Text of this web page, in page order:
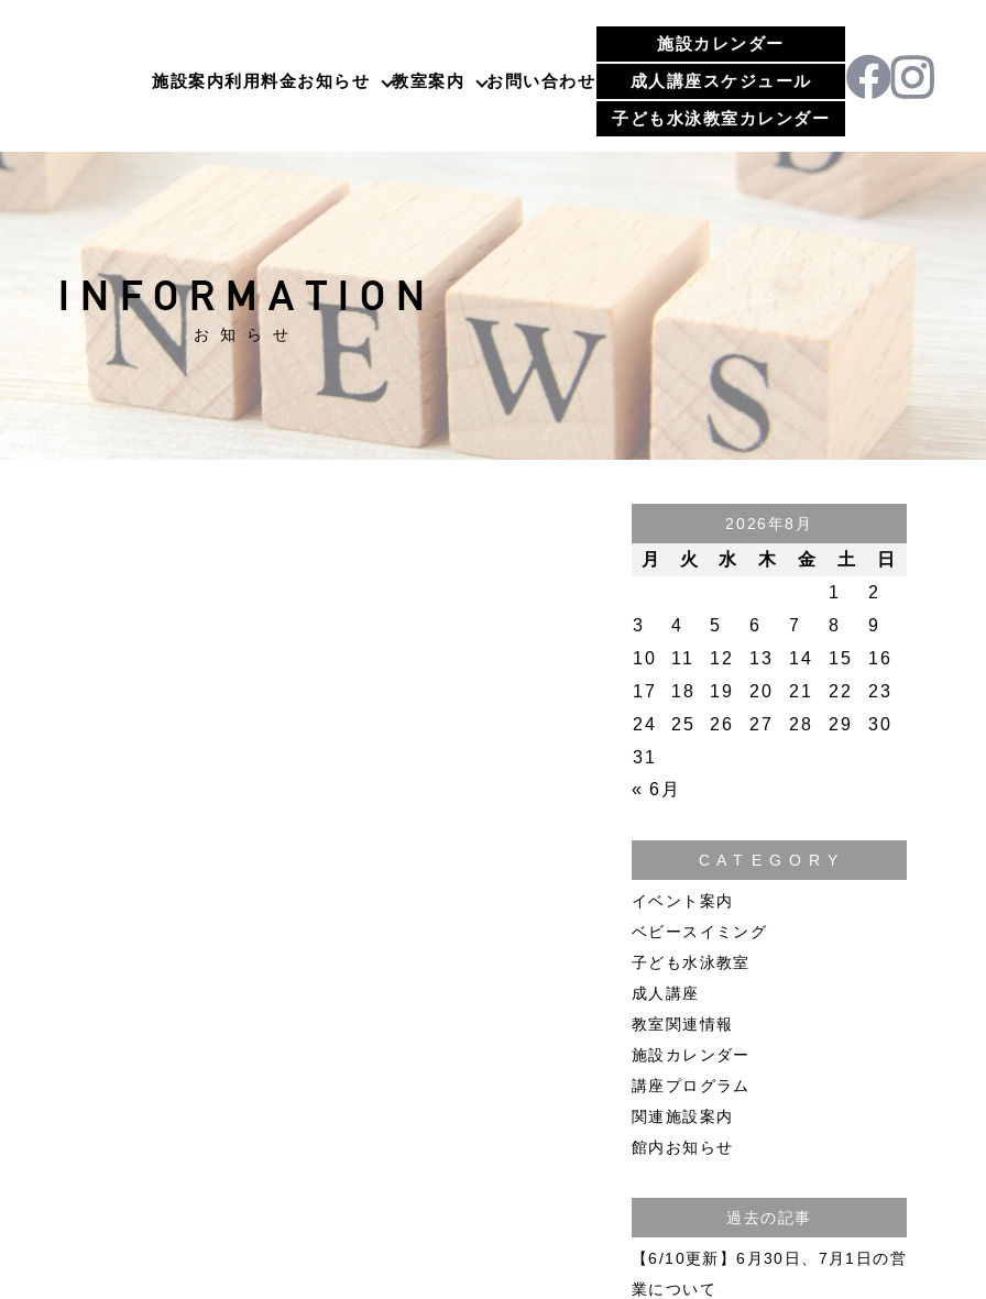
施設案内利用料金お知らせ 教室案内 お問い合わせ
施設カレンダー
成人講座スケジュール
子ども水泳教室カレンダー
INFORMATION
お知らせ
2026年8月
月 火 水 木 金 土
日
1
2
3
4 5 6 7 8
9
10
11 12 13 14 15
16
17
18 19 20 21 22
23
24
25 26 27 28 29
30
31
« 6月
C A T E G O R Y
イベント案内
ベビースイミング
子ども水泳教室
成人講座
教室関連情報
施設カレンダー
講座プログラム
関連施設案内
館内お知らせ
過去の記事
【6/10更新】6月30日、7月1日の営
業について